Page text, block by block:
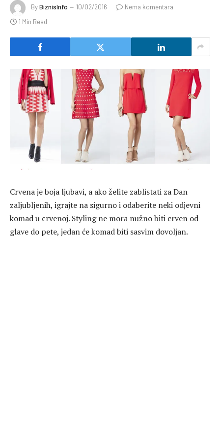
ByBiznisInfo 10/02/2016
Nema komentara
1 Min Read
Crvena je boja ljubavi, a ako želite zablistati za Dan
zaljubljenih, igrajte na sigurno i odaberite neki odjevni
komad u crvenoj. Styling ne mora nužno biti crven od
glave do pete, jedan će komad biti sasvim dovoljan.